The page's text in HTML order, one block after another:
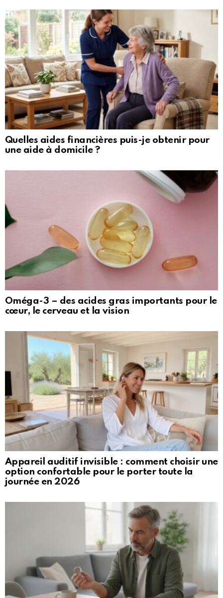
Quelles aides financières puis-je obtenir pour
une aide à domicile ?
Oméga-3 – des acides gras importants pour le
cœur, le cerveau et la vision
Appareil auditif invisible : comment choisir une
option confortable pour le porter toute la
journée en 2026